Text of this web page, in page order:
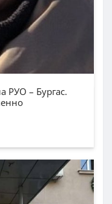
РУО – Бургас.